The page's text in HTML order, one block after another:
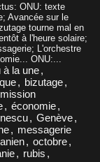
ONU: texte
Avancée sur le
tourne mal en
à l'heure solaire;
L'orchestre
ONU:...
à la une,
, bizutage,
, économie,
, Genève,
, messagerie
, octobre,
, rubis ,